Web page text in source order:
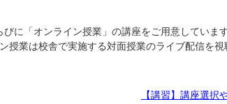
に「オンライン授業」の講座をご用意してい
授業は校舎で実施する対面授業のライブ配信を
【講習】講座選択